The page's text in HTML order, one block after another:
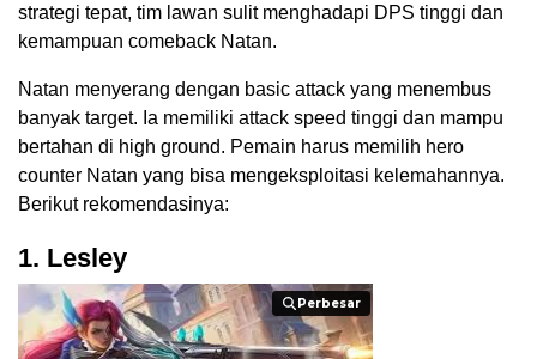
strategi tepat, tim lawan sulit menghadapi DPS tinggi dan
kemampuan comeback Natan.
Natan menyerang dengan basic attack yang menembus
banyak target. Ia memiliki attack speed tinggi dan mampu
bertahan di high ground. Pemain harus memilih hero
counter Natan yang bisa mengeksploitasi kelemahannya.
Berikut rekomendasinya:
1. Lesley
Perbesar
Perbesar